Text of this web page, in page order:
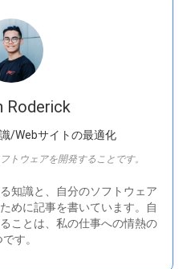
Roderick
/Webサイトの最適化
トウェアを開発することです。
知識と、自分のソフトウェア
めに記事を書いています。自
ことは、私の仕事への情熱の
す。